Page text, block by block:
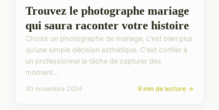
Trouvez le photographe mariage
qui saura raconter votre histoire
Choisir un photographe de mariage, c'est bien plus
qu'une simple décision esthétique. C'est confier à
un professionnel la tâche de capturer des
moment...
30 novembre 2024 6 min de lecture →